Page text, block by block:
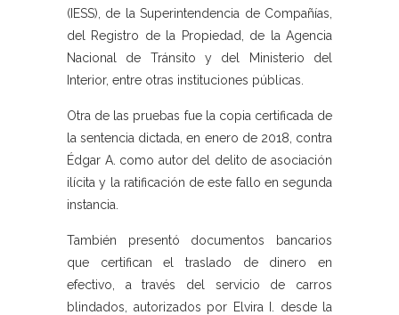
(IESS), de la Superintendencia de Compañías,
del Registro de la Propiedad, de la Agencia
Nacional de Tránsito y del Ministerio del
Interior, entre otras instituciones públicas.
Otra de las pruebas fue la copia certificada de
la sentencia dictada, en enero de 2018, contra
Édgar A. como autor del delito de asociación
ilícita y la ratificación de este fallo en segunda
instancia.
También presentó documentos bancarios
que certifican el traslado de dinero en
efectivo, a través del servicio de carros
blindados, autorizados por Elvira I. desde la